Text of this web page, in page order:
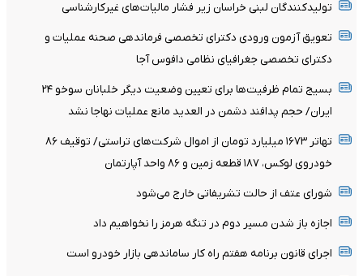
تولیدکنندگان لبنی خراسان زیر فشار مالیات‌های غیرکارشناسی
تعویق آزمون ورودی دکترای تخصصی فرماندهی صحنه عملیات و
دکترای تخصصی جغرافیای نظامی دافوس آجا
بسیج تمام ظرفیت‌ها برای تعیین وضعیت دیگر خلبانان سوخو ۲۴
ایران/ حجم پدافند دشمن در العدید مانع عملیات نهاجا نشد
تهاتر ۱۶۷۳ میلیارد تومان از اموال شرکت‌های تراستی/ توقیف ۸۶
خودروی لوکس، ۱۸۷ قطعه زمین و ۸۶ واحد آپارتمان
شورای عتف از حالت تشریفاتی خارج می‌شود
اجازه باز شدن مسیر دوم در تنگه هرمز را نخواهیم داد
اجرای قانون برنامه هفتم راه کار ساماندهی بازار خودرو است